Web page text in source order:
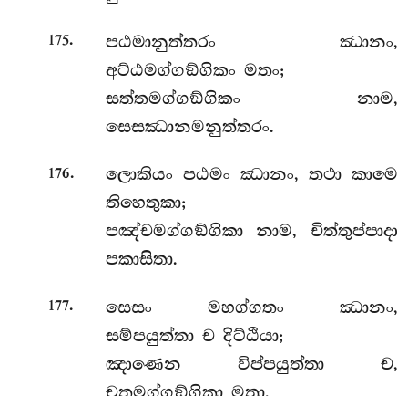
175. පඨමානුත්තරං ඣානං,
අට්ඨමග්ගඞ්ගිකං මතං;
සත්තමග්ගඞ්ගිකං නාම,
සෙසඣානමනුත්තරං.
176.
ලොකියං පඨමං ඣානං, තථා කාමෙ
තිහෙතුකා;
පඤ්චමග්ගඞ්ගිකා නාම, චිත්තුප්පාදා
පකාසිතා.
177.
සෙසං මහග්ගතං ඣානං,
සම්පයුත්තා ච දිට්ඨියා;
ඤාණෙන විප්පයුත්තා ච,